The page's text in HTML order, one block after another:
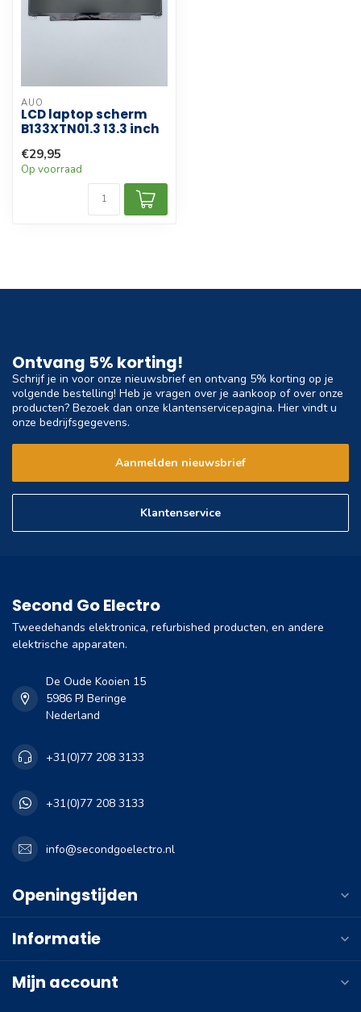
AUO
LCD laptop scherm
B133XTN01.3 13.3 inch
€29,95
Op voorraad
Ontvang 5% korting!
Schrijf je in voor onze nieuwsbrief en ontvang 5% korting op je
volgende bestelling! Heb je vragen over je aankoop of over onze
producten? Bezoek dan onze klantenservicepagina. Hier vindt u
onze bedrijfsgegevens.
Aanmelden nieuwsbrief
Klantenservice
Second Go Electro
Tweedehands elektronica, refurbished producten, en andere
elektrische apparaten.
De Oude Kooien 15
5986 PJ Beringe
Nederland
+31(0)77 208 3133
+31(0)77 208 3133
info@secondgoelectro.nl
Openingstijden
Informatie
Mijn account